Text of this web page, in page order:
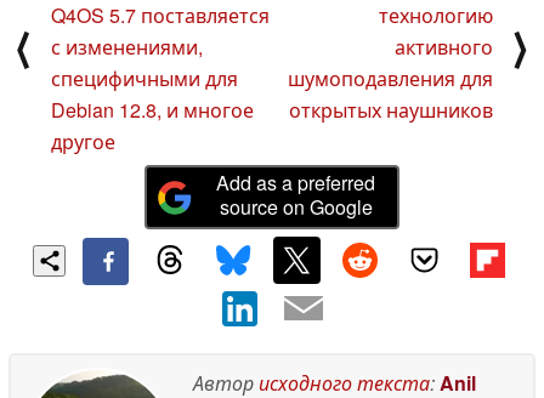
⟨
Q4OS 5.7 поставляется
с изменениями,
специфичными для
Debian 12.8, и многое
другое
технологию
активного
шумоподавления для
открытых наушников
⟩
Add as a preferred
source on Google
Авторисходного текста: Anil